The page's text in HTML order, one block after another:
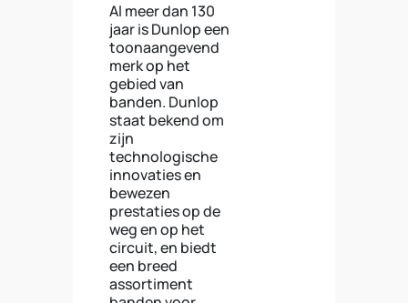
Al meer dan 130
jaar is Dunlop een
toonaangevend
merk op het
gebied van
banden. Dunlop
staat bekend om
zijn
technologische
innovaties en
bewezen
prestaties op de
weg en op het
circuit, en biedt
een breed
assortiment